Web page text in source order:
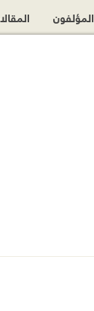
المؤلفون